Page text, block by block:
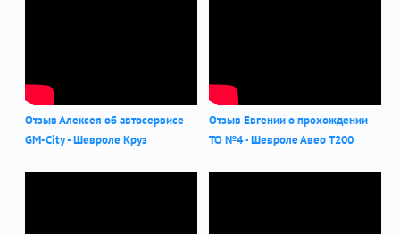
Отзыв Алексея об автосервисе
GM-City - Шевроле Круз
Отзыв Евгении о прохождении
ТО №4 - Шевроле Авео Т200